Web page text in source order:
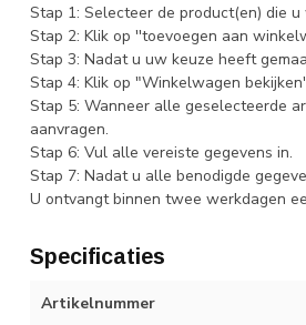
Stap 1: Selecteer de product(en) die
Stap 2: Klik op ''toevoegen aan
Stap 3: Nadat u uw keuze heeft
Stap 4: Klik op "Winkelwagen
Stap 5: Wanneer alle geselecteerde
aanvragen.
Stap 6: Vul alle vereiste gegevens in.
Stap 7: Nadat u alle benodigde
U ontvangt binnen twee werkdagen
Specificaties
Artikelnummer